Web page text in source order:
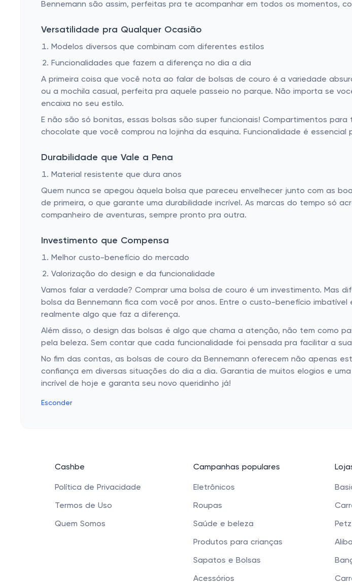
Bennemann são assim, perfeitas pra te acompanhar em todos os momentos,
Versatilidade pra Qualquer Ocasião
Modelos diversos que combinam com diferentes estilos
Funcionalidades que fazem a diferença no dia a dia
A primeira coisa que você nota ao falar de bolsas de couro é a variedade
ou a mochila casual, perfeita pra aquele passeio no parque. Não importa se
encaixa no seu estilo.
E não são só bonitas, essas bolsas são super funcionais! Compartimentos
chocolate que você comprou na lojinha da esquina. Funcionalidade é
Durabilidade que Vale a Pena
Material resistente que dura anos
Quem nunca se apegou àquela bolsa que pareceu envelhecer junto com as
de primeira, o que garante uma durabilidade incrível. As marcas do tempo só
companheiro de aventuras, sempre pronto pra outra.
Investimento que Compensa
Melhor custo-benefício do mercado
Valorização do design e da funcionalidade
Vamos falar a verdade? Comprar uma bolsa de couro é um investimento. Mas
bolsa da Bennemann fica com você por anos. Entre o custo-benefício
realmente algo que faz a diferença.
Além disso, o design das bolsas é algo que chama a atenção, não tem como
pela beleza. Sem contar que cada funcionalidade foi pensada pra facilitar a
No fim das contas, as bolsas de couro da Bennemann oferecem não apenas
confiança em diversas situações do dia a dia. Garantia de muitos elogios e
incrível de hoje e garanta seu novo queridinho já!
Esconder
Cashbe
Política de Privacidade
Termos de Uso
Quem Somos
Campanhas populares
Eletrônicos
Roupas
Saúde e beleza
Produtos para crianças
Sapatos e Bolsas
Acessórios
Petz